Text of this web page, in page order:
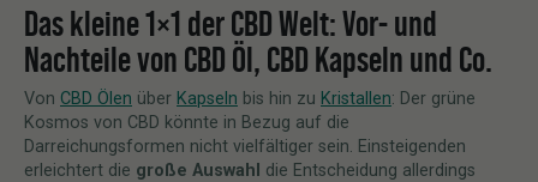
Das kleine 1×1 der CBD Welt: Vor- und
Nachteile von CBD Öl, CBD Kapseln und Co.
Von CBD Ölen über Kapseln bis hin zu Kristallen: Der grüne
Kosmos von CBD könnte in Bezug auf die
Darreichungsformen nicht vielfältiger sein. Einsteigenden
erleichtert die große Auswahl die Entscheidung allerdings